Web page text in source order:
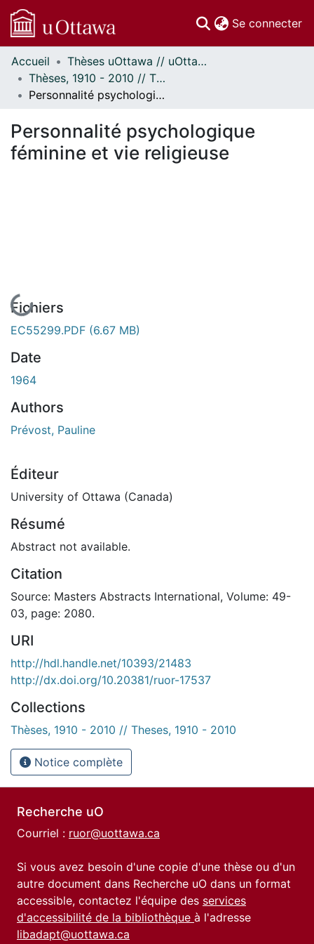
Se connecter
Communautés
et collections
Parcourir
À propos
Accueil
Thèses uOttawa // uOttawa Theses
Thèses, 1910 - 2010 // Theses, 1910 - 2010
Personnalité psychologique féminine et vie religieuse
Personnalité psychologique
féminine et vie religieuse
En cours de chargement...
Fichiers
EC55299.PDF (6.67 MB)
Date
1964
Authors
Prévost, Pauline
Éditeur
University of Ottawa (Canada)
Résumé
Abstract not available.
Citation
Source: Masters Abstracts International, Volume: 49-
03, page: 2080.
URI
http://hdl.handle.net/10393/21483
http://dx.doi.org/10.20381/ruor-17537
Collections
Thèses, 1910 - 2010 // Theses, 1910 - 2010
Notice complète
Recherche uO
Courriel : ruor@uottawa.ca
Si vous avez besoin d'une copie d'une thèse ou d'un
autre document dans Recherche uO dans un format
accessible, contactez l'équipe des services
d'accessibilité de la bibliothèque à l'adresse
libadapt@uottawa.ca